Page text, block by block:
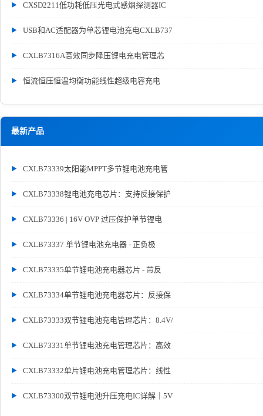
CXSD2211低功耗低压光电式感烟探测器IC
USB和AC适配器为单芯锂电池充电CXLB737
CXLB7316A高效同步降压锂电充电管理芯
恒流恒压恒温均衡功能线性超级电容充电
最新产品
CXLB73339太阳能MPPT多节锂电池充电管
CXLB73338锂电池充电芯片：支持反接保护
CXLB73336 | 16V OVP 过压保护单节锂电
CXLB73337 单节锂电池充电器 - 正负极
CXLB73335单节锂电池充电器芯片 - 带反
CXLB73334单节锂电池充电器芯片：反接保
CXLB73333双节锂电池充电管理芯片：8.4V/
CXLB73331单节锂电池充电管理芯片：高效
CXLB73332单片锂电池充电管理芯片：线性
CXLB73300双节锂电池升压充电IC详解｜5V